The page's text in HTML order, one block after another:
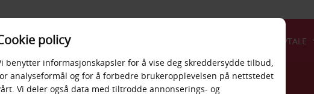
PRODUKTER BEDRIFTSAVTALE
policy
benytter informasjonskapsler for å vise deg skreddersydde tilbud,
analyseformål og for å forbedre brukeropplevelsen på nettstedet
Vi deler også data med tiltrodde annonserings- og